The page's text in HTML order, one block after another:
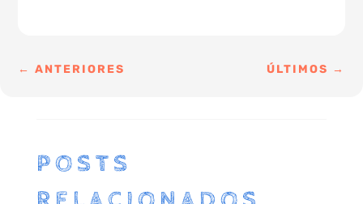
←ANTERIORES ÚLTIMOS →
POSTS